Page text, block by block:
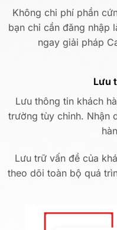
Không chi phí phần
bạn chỉ cần đăng nhập
ngay giải pháp
Lưu
Lưu thông tin khách
trường tùy chỉnh. Nhận
Lưu trữ vấn đề của
theo dõi toàn bộ quá